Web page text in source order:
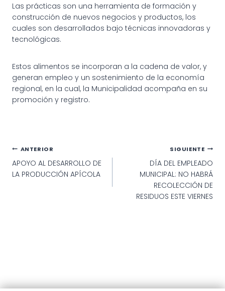
Las prácticas son una herramienta de formación y
construcción de nuevos negocios y productos, los
cuales son desarrollados bajo técnicas innovadoras y
tecnológicas.
Estos alimentos se incorporan a la cadena de valor, y
generan empleo y un sostenimiento de la economía
regional, en la cual, la Municipalidad acompaña en su
promoción y registro.
PROFESIONAL
Navegación
de
ANTERIOR
APOYO AL DESARROLLO DE
LA PRODUCCIÓN APÍCOLA
SIGUIENTE
DÍA DEL EMPLEADO
MUNICIPAL: NO HABRÁ
RECOLECCIÓN DE
RESIDUOS ESTE VIERNES